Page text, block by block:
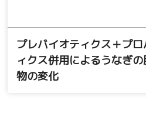
プレバイオティクス＋プ
ィクス併用によるうなぎ
物の変化